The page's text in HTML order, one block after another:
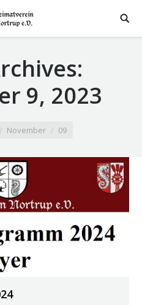
9, 2023
November 09